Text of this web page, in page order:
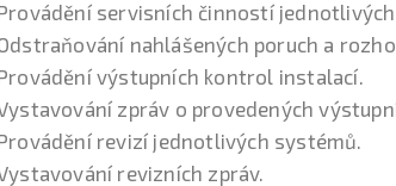
servisních činností
nahlášených poruch a
výstupních kontrol instalací.
zpráv o provedených
revizí jednotlivých systémů.
revizních zpráv.